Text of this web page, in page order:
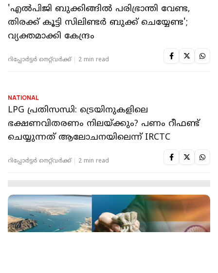
ജയിൽ വകുപ്പിന്റെ ഫുഡ് കൗണ്ടറുകളില്‍
പ്രതിസന്ധി, വിഭവങ്ങളിൽ ചിലത് ഒഴിവാക്കി
തിരക്ക് കൂട്ടി സിലിണ്ടർ ബുക്ക് ചെയ്യേണ്ട';
വ്യക്തമാക്കി കേന്ദ്രം
റിപ്പോർട്ടർ നെറ്റ്‌വര്‍ക്ക്‌ 2 min read